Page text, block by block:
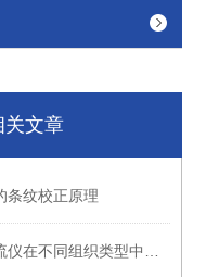
关文章
条纹校正原理